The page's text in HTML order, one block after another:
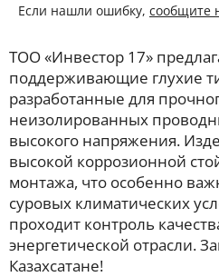
Если нашли ошибку, сообщите
ТОО «Инвестор 17»
поддерживающие глухие
разработанные для
неизолированных
высокого напряжения.
высокой коррозионной
монтажа, что особенно
суровых климатических
проходит контроль
энергетической отрасли.
Казахсатане!